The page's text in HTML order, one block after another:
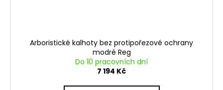
Arboristické kalhoty bez protipořezové ochrany
modré Reg
Do 10 pracovních dní
7 194 Kč